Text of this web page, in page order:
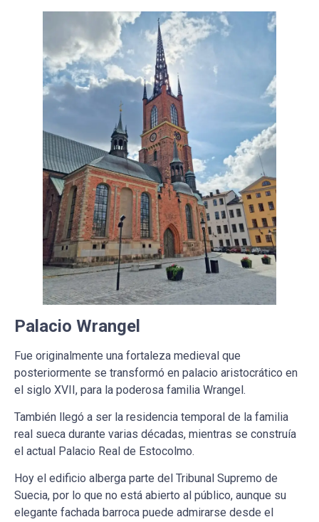
Palacio Wrangel
Fue originalmente una fortaleza medieval que
posteriormente se transformó en palacio aristocrático en
el siglo XVII, para la poderosa familia Wrangel.
También llegó a ser la residencia temporal de la familia
real sueca durante varias décadas, mientras se construía
el actual Palacio Real de Estocolmo.
Hoy el edificio alberga parte del Tribunal Supremo de
Suecia, por lo que no está abierto al público, aunque su
elegante fachada barroca puede admirarse desde el